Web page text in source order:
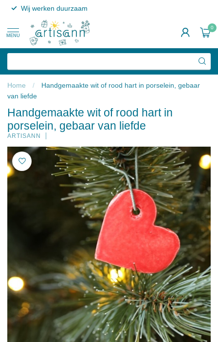
Wij werken duurzaam
MENU
0
Home /
Handgemaakte wit of rood hart in porselein, gebaar
van liefde
Handgemaakte wit of rood hart in
porselein, gebaar van liefde
ARTISANN